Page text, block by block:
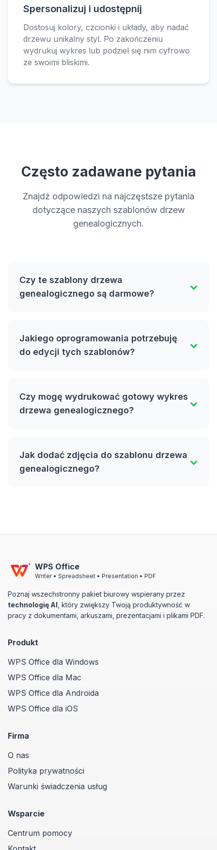
Spersonalizuj i udostępnij
Dostosuj kolory, czcionki i układy, aby nadać
drzewu unikalny styl. Po zakończeniu
wydrukuj wykres lub podziel się nim cyfrowo
ze swoimi bliskimi.
Często zadawane pytania
Znajdź odpowiedzi na najczęstsze pytania
dotyczące naszych szablonów drzew
genealogicznych.
Czy te szablony drzewa
genealogicznego są darmowe?
Jakiego oprogramowania potrzebuję
do edycji tych szablonów?
Czy mogę wydrukować gotowy wykres
drzewa genealogicznego?
Jak dodać zdjęcia do szablonu drzewa
genealogicznego?
WPS Office
Writer • Spreadsheet • Presentation • PDF
Poznaj wszechstronny pakiet biurowy wspierany przez
technologię AI , który zwiększy Twoją produktywność w
pracy z dokumentami, arkuszami, prezentacjami i plikami PDF.
Produkt
WPS Office dla Windows
WPS Office dla Mac
WPS Office dla Androida
WPS Office dla iOS
Firma
O nas
Polityka prywatności
Warunki świadczenia usług
Wsparcie
Centrum pomocy